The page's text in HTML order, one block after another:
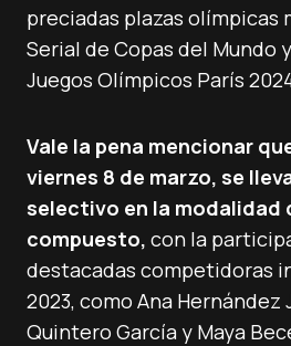
preciadas plazas olímpicas
Serial de Copas del Mundo
Juegos Olímpicos París
Vale la pena mencionar
viernes 8 de marzo, se
selectivo en la modalidad
compuesto, con la
destacadas competidoras
2023, como Ana Hernández
Quintero García y Maya